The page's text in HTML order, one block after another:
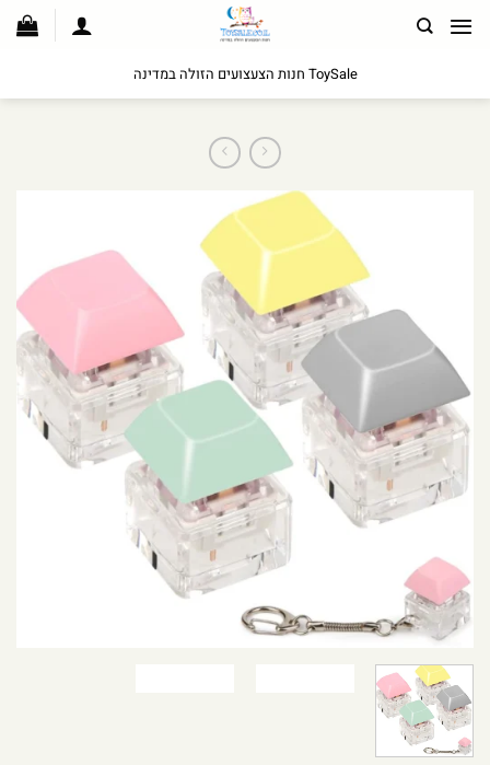
לתוכן
ToySale חנות הצעצועים הזולה במדינה